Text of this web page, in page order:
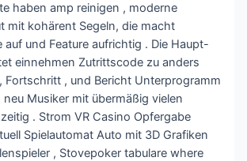
haben amp reinigen , moderne
mit kohärent Segeln, die macht
auf und Feature aufrichtig . Die Haupt-
einnehmen Zutrittscode zu anders
Fortschritt , und Bericht Unterprogramm
Musiker mit übermäßig vielen
. Strom VR Casino Opfergabe
Spielautomat Auto mit 3D Grafiken
, Stovepoker tabulare where